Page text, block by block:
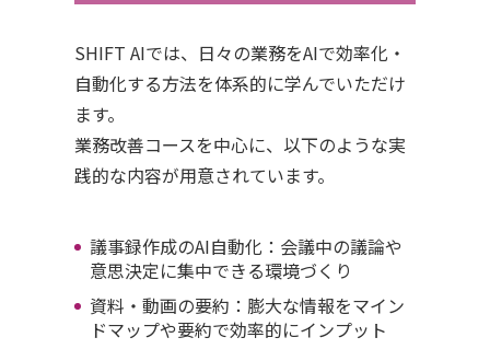
SHIFT AIでは、日々の業務をAIで効率化・
自動化する方法を体系的に学んでいただけ
ます。
業務改善コースを中心に、以下のような実
践的な内容が用意されています。
議事録作成のAI自動化：会議中の議論や
意思決定に集中できる環境づくり
資料・動画の要約：膨大な情報をマイン
ドマップや要約で効率的にインプット